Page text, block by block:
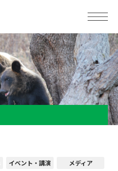
イベント・講演
メディア